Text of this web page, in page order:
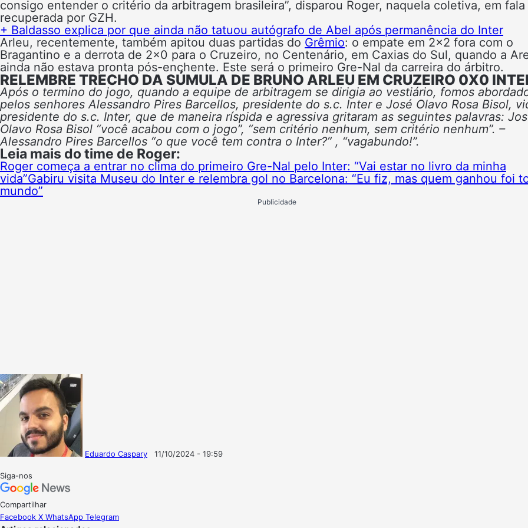
consigo entender o critério da arbitragem brasileira”, disparou Roger, naquela coletiva, em fala
recuperada por GZH.
+ Baldasso explica por que ainda não tatuou autógrafo de Abel após permanência do Inter
Arleu, recentemente, também apitou duas partidas do Grêmio: o empate em 2×2 fora com o
Bragantino e a derrota de 2×0 para o Cruzeiro, no Centenário, em Caxias do Sul, quando a
ainda não estava pronta pós-enchente. Este será o primeiro Gre-Nal da carreira do árbitro.
RELEMBRE TRECHO DA SÚMULA DE BRUNO ARLEU EM CRUZEIRO 0X0
Após o termino do jogo, quando a equipe de arbitragem se dirigia ao vestiário, fomos
pelos senhores Alessandro Pires Barcellos, presidente do s.c. Inter e José Olavo Rosa Bisol,
presidente do s.c. Inter, que de maneira ríspida e agressiva gritaram as seguintes palavras:
Olavo Rosa Bisol “você acabou com o jogo”, “sem critério nenhum, sem critério nenhum”. –
Alessandro Pires Barcellos “o que você tem contra o Inter?” , “vagabundo!”.
Leia mais do time de Roger:
Roger começa a entrar no clima do primeiro Gre-Nal pelo Inter: “Vai estar no livro da minha
vida”Gabiru visita Museu do Inter e relembra gol no Barcelona: “Eu fiz, mas quem ganhou foi
mundo”
Publicidade
Eduardo Caspary
11/10/2024 - 19:59
Siga-nos
Compartilhar
Facebook X WhatsApp Telegram